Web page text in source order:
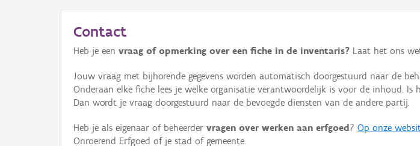
Contact
Heb je een vraag of opmerking over een fiche in de inventaris? Laat het ons
Jouw vraag met bijhorende gegevens worden automatisch doorgestuurd naar de
Onderaan elke fiche lees je welke organisatie verantwoordelijk is voor de inhoud.
Dan wordt je vraag doorgestuurd naar de bevoegde diensten van de andere partij.
Heb je als eigenaar of beheerder vragen over werken aan erfgoed ? Op onze
Onroerend Erfgoed of je stad of gemeente.